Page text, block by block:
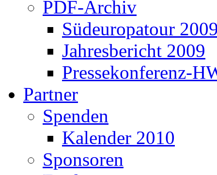
PDF-Archiv
Südeuropatour
Jahresbericht 2009
Pressekonferenz-
Partner
Spenden
Kalender 2010
Sponsoren